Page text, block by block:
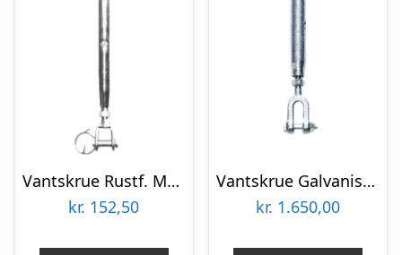
Vantskrue Rustf. M/gevind Gaffel/gaffel – M8
kr. 152,50
Vantskrue Galvaniseret 401 M/gafler – M24
kr. 1.650,00